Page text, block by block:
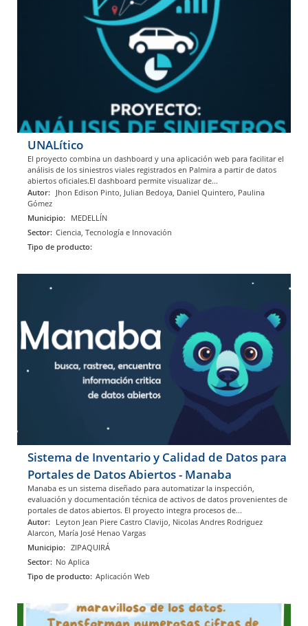
UNALítico
El proyecto combina un dashboard y una aplicación web para facilitar el
análisis de los siniestros viales registrados en Palmira a partir de datos
abiertos oficiales.El dashboard permite visualizar de...
Autor: Jhon Edison Pinto, Julian Bedoya, Daniel Quintero, Paulina
Gómez
Municipio: MEDELLÍN
Sector: Ciencia, Tecnología e Innovación
Tipo de producto:
Sistema de Inventario y Calidad de Datos para
Portales de Datos Abiertos - Manaba
Manaba es un sistema diseñado para automatizar la inspección,
evaluación y documentación técnica de activos de datos provenientes de
portales de datos abiertos. El proyecto integra procesos de...
Autor: Leyton Jean Piere Castro Clavijo, Nicolas Andres Rodriguez
Alarcon, María José Henao Vargas
Municipio: ZIPAQUIRÁ
Sector: No Aplica
Tipo de producto: Aplicación Web